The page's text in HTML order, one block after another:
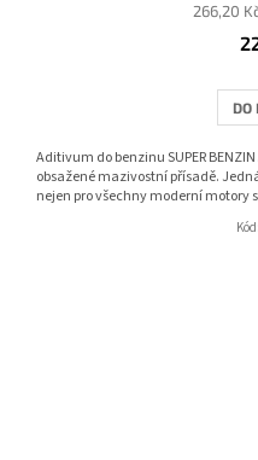
266,20
DO
Aditivum do benzinu SUPER
obsažené mazivostní přísadě.
nejen pro všechny moderní motory
Kód: